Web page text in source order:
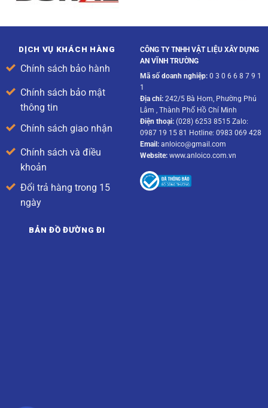
DỊCH VỤ KHÁCH HÀNG
Chính sách bảo hành
Chính sách bảo mật
thông tin
Chính sách giao nhận
Chính sách và điều
khoản
Đổi trả hàng trong 15
ngày
CÔNG TY TNHH VẬT LIỆU XÂY DỰNG
AN VĨNH TRƯỜNG
Mã số doanh nghiệp:0 3 0 6 6 8 7 9 1
1
Địa chỉ:242/5 Bà Hom, Phường Phú
Lâm , Thành Phố Hồ Chí Minh
Điện thoại:(028) 6253 8515 Zalo:
0987 19 15 81 Hotline: 0983 069 428
Email:anloico@gmail.com
Website:www.anloico.com.vn
BẢN ĐỒ ĐƯỜNG ĐI